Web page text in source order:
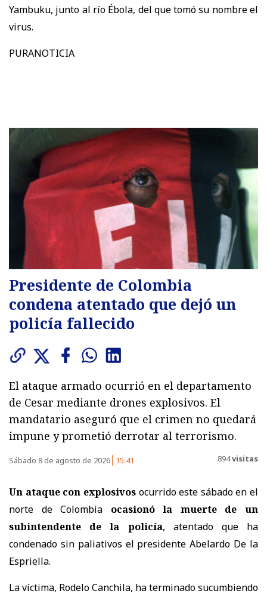
Yambuku, junto al río Ébola, del que tomó su nombre el
virus.
PURANOTICIA
Presidente de Colombia
condena atentado que dejó un
policía fallecido
El ataque armado ocurrió en el departamento
de Cesar mediante drones explosivos. El
mandatario aseguró que el crimen no quedará
impune y prometió derrotar al terrorismo.
Sábado 8 de agosto de 2026 15:41 894visitas
Un ataque con explosivosocurrido este sábado en el
norte de Colombia ocasionó la muerte de un
subintendente de la policía, atentado que ha
condenado sin paliativos el presidente Abelardo De la
Espriella.
La víctima, Rodelo Canchila, ha terminado sucumbiendo